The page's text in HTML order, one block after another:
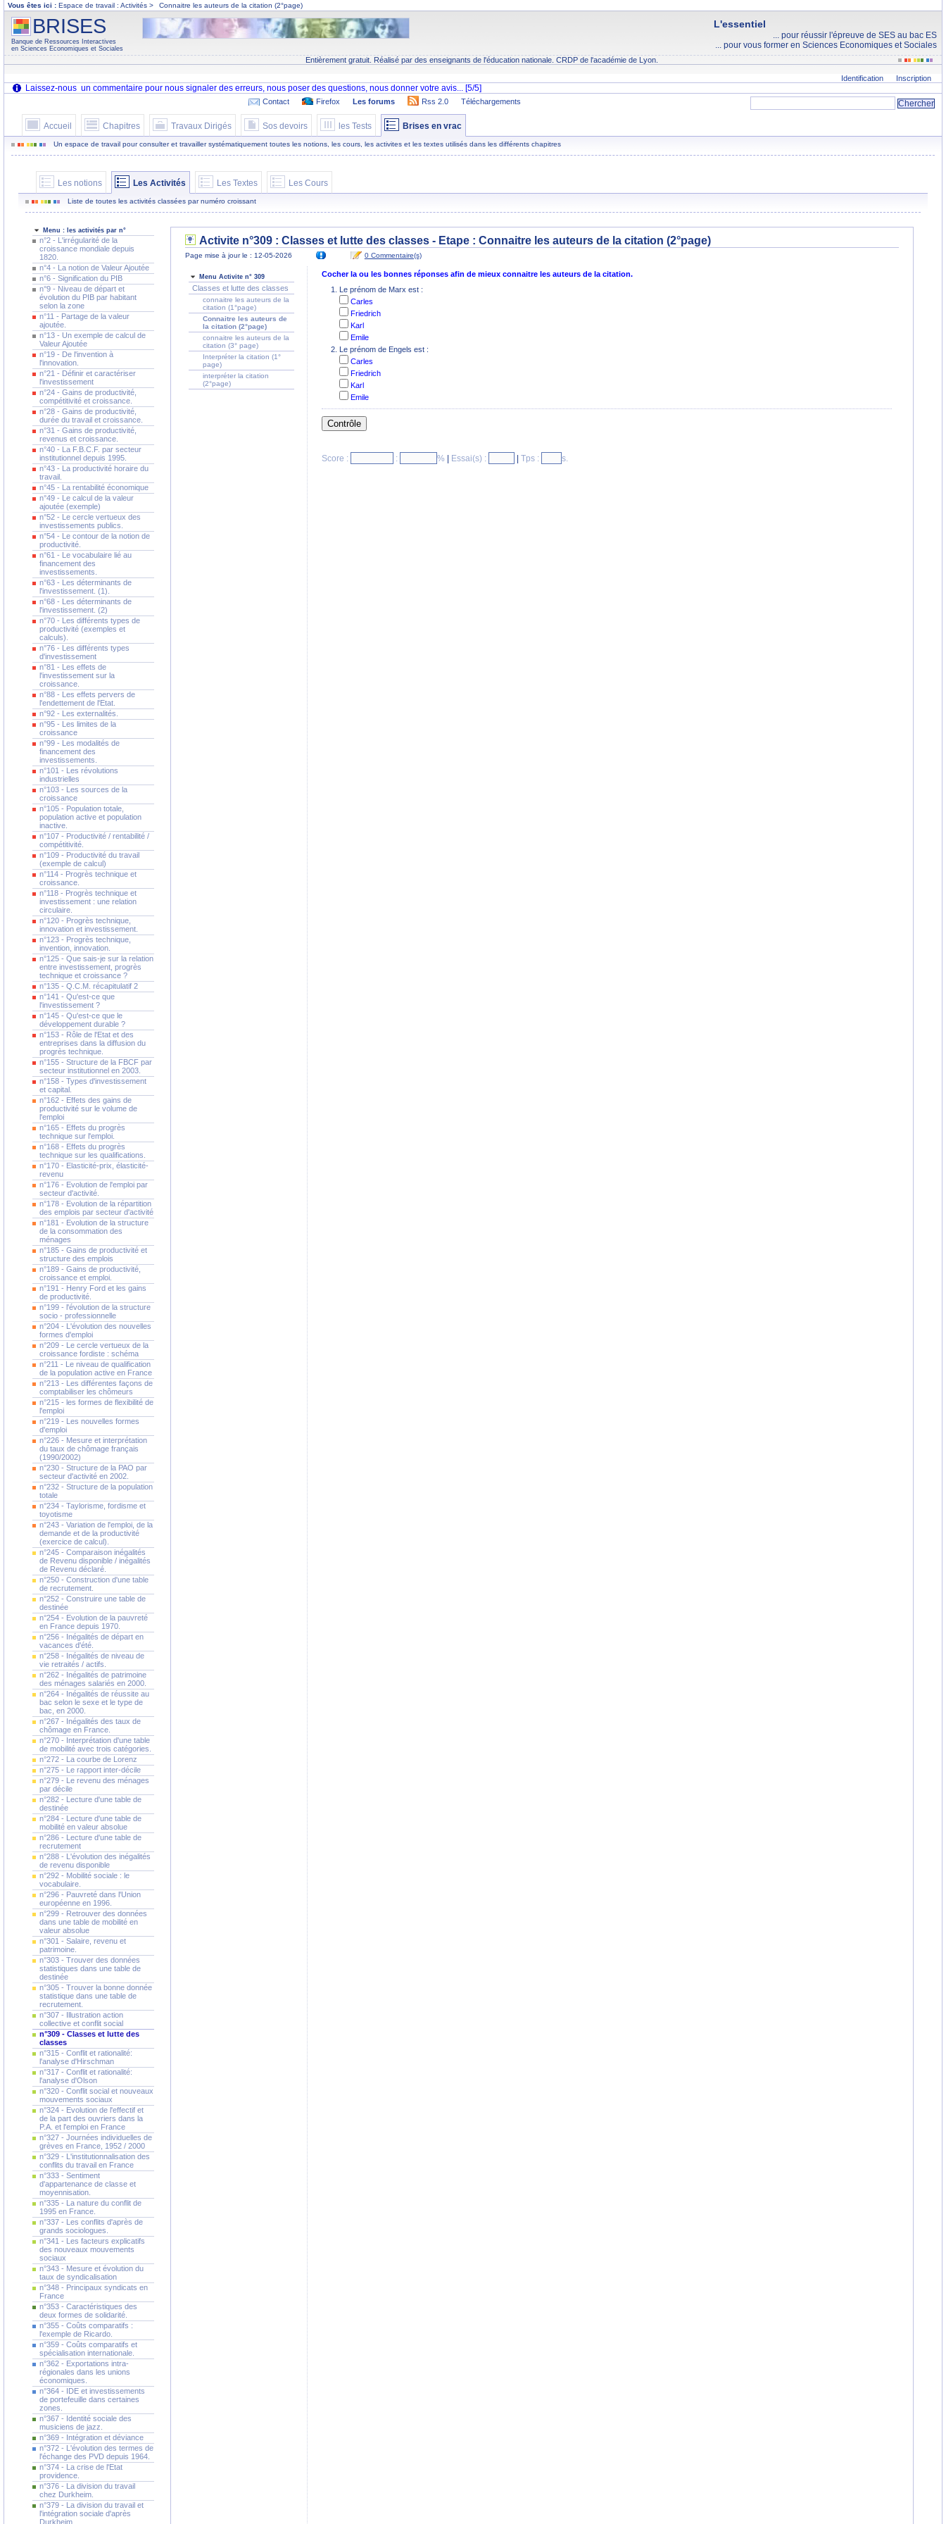
Vous êtes ici : Espace de travail : Activités > Connaitre les auteurs de la citation (2°page)
L'essentiel
... pour réussir l'épreuve de SES au bac ES
... pour vous former en Sciences Economiques et Sociales
BRISES
Banque de Ressources Interactives
en Sciences Economiques et Sociales
Entièrement gratuit. Réalisé par des enseignants de l'éducation nationale. CRDP de l'académie de Lyon.
Identification Inscription
Contact Firefox Les forums Rss 2.0 Téléchargements
Accueil Chapitres Travaux Dirigés Sos devoirs les Tests Brises en vrac
Un espace de travail pour consulter et travailler systématiquement toutes les notions, les cours, les activites et les textes utilisés dans les différents chapitres
Les notions Les Activités Les Textes Les Cours
Liste de toutes les activités classées par numéro croissant
Menu : les activités par n°
n°2 - L'irrégularité de la
croissance mondiale depuis
1820.
n°4 - La notion de Valeur Ajoutée
n°6 - Signification du PIB
n°9 - Niveau de départ et
évolution du PIB par habitant
selon la zone
n°11 - Partage de la valeur
ajoutée.
n°13 - Un exemple de calcul de
Valeur Ajoutée
n°19 - De l'invention à
l'innovation.
n°21 - Définir et caractériser
l'investissement
n°24 - Gains de productivité,
compétitivité et croissance.
n°28 - Gains de productivité,
durée du travail et croissance.
n°31 - Gains de productivité,
revenus et croissance.
n°40 - La F.B.C.F. par secteur
institutionnel depuis 1995.
n°43 - La productivité horaire du
travail.
n°45 - La rentabilité économique
n°49 - Le calcul de la valeur
ajoutée (exemple)
n°52 - Le cercle vertueux des
investissements publics.
n°54 - Le contour de la notion de
productivité.
n°61 - Le vocabulaire lié au
financement des
investissements.
n°63 - Les déterminants de
l'investissement. (1).
n°68 - Les déterminants de
l'investissement. (2)
n°70 - Les différents types de
productivité (exemples et
calculs).
n°76 - Les différents types
d'investissement
n°81 - Les effets de
l'investissement sur la
croissance.
n°88 - Les effets pervers de
l'endettement de l'Etat.
n°92 - Les externalités.
n°95 - Les limites de la
croissance
n°99 - Les modalités de
financement des
investissements.
n°101 - Les révolutions
industrielles
n°103 - Les sources de la
croissance
n°105 - Population totale,
population active et population
inactive.
n°107 - Productivité / rentabilité /
compétitivité.
n°109 - Productivité du travail
(exemple de calcul)
n°114 - Progrès technique et
croissance.
n°118 - Progrès technique et
investissement : une relation
circulaire.
n°120 - Progrès technique,
innovation et investissement.
n°123 - Progrès technique,
invention, innovation.
n°125 - Que sais-je sur la relation
entre investissement, progrès
technique et croissance ?
n°135 - Q.C.M. récapitulatif 2
n°141 - Qu'est-ce que
l'investissement ?
n°145 - Qu'est-ce que le
développement durable ?
n°153 - Rôle de l'Etat et des
entreprises dans la diffusion du
progrès technique.
n°155 - Structure de la FBCF par
secteur institutionnel en 2003.
n°158 - Types d'investissement
et capital.
n°162 - Effets des gains de
productivité sur le volume de
l'emploi
n°165 - Effets du progrès
technique sur l'emploi.
n°168 - Effets du progrès
technique sur les qualifications.
n°170 - Elasticité-prix, élasticité-
revenu
n°176 - Evolution de l'emploi par
secteur d'activité.
n°178 - Evolution de la répartition
des emplois par secteur d'activité
n°181 - Evolution de la structure
de la consommation des
ménages
n°185 - Gains de productivité et
structure des emplois
n°189 - Gains de productivité,
croissance et emploi.
n°191 - Henry Ford et les gains
de productivité.
n°199 - l'évolution de la structure
socio - professionnelle
n°204 - L'évolution des nouvelles
formes d'emploi
n°209 - Le cercle vertueux de la
croissance fordiste : schéma
n°211 - Le niveau de qualification
de la population active en France
n°213 - Les différentes façons de
comptabiliser les chômeurs
n°215 - les formes de flexibilité de
l'emploi
n°219 - Les nouvelles formes
d'emploi
n°226 - Mesure et interprétation
du taux de chômage français
(1990/2002)
n°230 - Structure de la PAO par
secteur d'activité en 2002.
n°232 - Structure de la population
totale
n°234 - Taylorisme, fordisme et
toyotisme
n°243 - Variation de l'emploi, de la
demande et de la productivité
(exercice de calcul).
n°245 - Comparaison inégalités
de Revenu disponible / inégalités
de Revenu déclaré.
n°250 - Construction d'une table
de recrutement.
n°252 - Construire une table de
destinée
n°254 - Evolution de la pauvreté
en France depuis 1970.
n°256 - Inégalités de départ en
vacances d'été.
n°258 - Inégalités de niveau de
vie retraités / actifs.
n°262 - Inégalités de patrimoine
des ménages salariés en 2000.
n°264 - Inégalités de réussite au
bac selon le sexe et le type de
bac, en 2000.
n°267 - Inégalités des taux de
chômage en France.
n°270 - Interprétation d'une table
de mobilité avec trois catégories.
n°272 - La courbe de Lorenz
n°275 - Le rapport inter-décile
n°279 - Le revenu des ménages
par décile
n°282 - Lecture d'une table de
destinée
n°284 - Lecture d'une table de
mobilité en valeur absolue
n°286 - Lecture d'une table de
recrutement
n°288 - L'évolution des inégalités
de revenu disponible
n°292 - Mobilité sociale : le
vocabulaire.
n°296 - Pauvreté dans l'Union
européenne en 1996.
n°299 - Retrouver des données
dans une table de mobilité en
valeur absolue
n°301 - Salaire, revenu et
patrimoine.
n°303 - Trouver des données
statistiques dans une table de
destinée
n°305 - Trouver la bonne donnée
statistique dans une table de
recrutement.
n°307 - Illustration action
collective et conflit social
n°309 - Classes et lutte des
classes
n°315 - Conflit et rationalité:
l'analyse d'Hirschman
n°317 - Conflit et rationalité:
l'analyse d'Olson
n°320 - Conflit social et nouveaux
mouvements sociaux
n°324 - Evolution de l'effectif et
de la part des ouvriers dans la
P.A. et l'emploi en France
n°327 - Journées individuelles de
grèves en France, 1952 / 2000
n°329 - L'institutionnalisation des
conflits du travail en France
n°333 - Sentiment
d'appartenance de classe et
moyennisation.
n°335 - La nature du conflit de
1995 en France.
n°337 - Les conflits d'après de
grands sociologues.
n°341 - Les facteurs explicatifs
des nouveaux mouvements
sociaux
n°343 - Mesure et évolution du
taux de syndicalisation
n°348 - Principaux syndicats en
France
n°353 - Caractéristiques des
deux formes de solidarité.
n°355 - Coûts comparatifs :
l'exemple de Ricardo.
n°359 - Coûts comparatifs et
spécialisation internationale.
n°362 - Exportations intra-
régionales dans les unions
économiques.
n°364 - IDE et investissements
de portefeuille dans certaines
zones.
n°367 - Identité sociale des
musiciens de jazz.
n°369 - Intégration et déviance
n°372 - L'évolution des termes de
l'échange des PVD depuis 1964.
n°374 - La crise de l'Etat
providence.
n°376 - La division du travail
chez Durkheim.
n°379 - La division du travail et
l'intégration sociale d'après
Durkheim.
Activite n°309 : Classes et lutte des classes - Etape : Connaitre les auteurs de la citation (2°page)
Page mise à jour le : 12-05-2026 0 Commentaire(s)
Menu Activite n° 309
Classes et lutte des classes
connaitre les auteurs de la
citation (1°page)
Connaitre les auteurs de
la citation (2°page)
connaitre les auteurs de la
citation (3° page)
Interpréter la citation (1°
page)
interpréter la citation
(2°page)
Cocher la ou les bonnes réponses afin de mieux connaitre les auteurs de la citation.
Le prénom de Marx est :
Carles
Friedrich
Karl
Emile
Le prénom de Engels est :
Carles
Friedrich
Karl
Emile
Score : : % Essai(s) : Tps : s.